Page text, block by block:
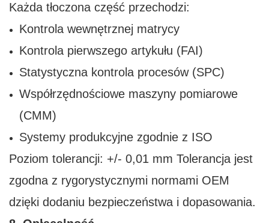
Każda tłoczona część przechodzi:
Kontrola wewnętrznej matrycy
Kontrola pierwszego artykułu (FAI)
Statystyczna kontrola procesów (SPC)
Współrzędnościowe maszyny pomiarowe
(CMM)
Systemy produkcyjne zgodnie z ISO
Poziom tolerancji: +/- 0,01 mm Tolerancja jest
zgodna z rygorystycznymi normami OEM
dzięki dodaniu bezpieczeństwa i dopasowania.